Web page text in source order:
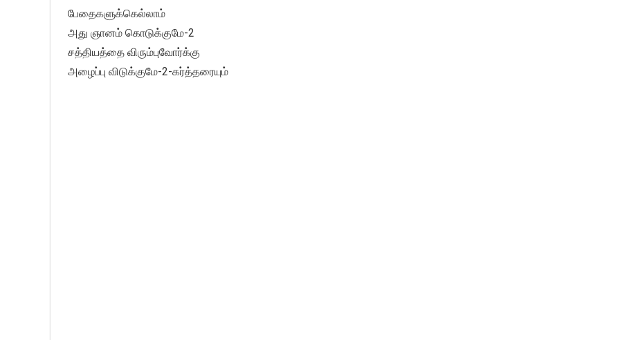
பேதைகளுக்கெல்லாம்
அது ஞானம் கொடுக்குமே-2
சத்தியத்தை விரும்புவோர்க்கு
அழைப்பு விடுக்குமே-2-கர்த்தரையும்